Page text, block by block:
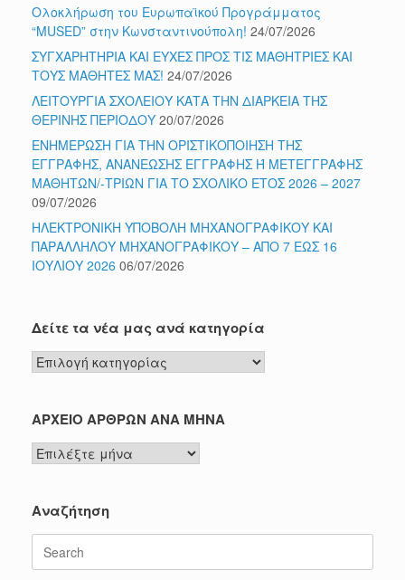
Ολοκλήρωση του Ευρωπαϊκού Προγράμματος
“MUSED” στην Κωνσταντινούπολη! 24/07/2026
ΣΥΓΧΑΡΗΤΗΡΙΑ ΚΑΙ ΕΥΧΕΣ ΠΡΟΣ ΤΙΣ ΜΑΘΗΤΡΙΕΣ ΚΑΙ
ΤΟΥΣ ΜΑΘΗΤΕΣ ΜΑΣ! 24/07/2026
ΛΕΙΤΟΥΡΓΙΑ ΣΧΟΛΕΙΟΥ ΚΑΤΑ ΤΗΝ ΔΙΑΡΚΕΙΑ ΤΗΣ
ΘΕΡΙΝΗΣ ΠΕΡΙΟΔΟΥ 20/07/2026
ΕΝΗΜΕΡΩΣΗ ΓΙΑ ΤΗΝ ΟΡΙΣΤΙΚΟΠΟΙΗΣΗ ΤΗΣ
ΕΓΓΡΑΦΗΣ, ΑΝΑΝΕΩΣΗΣ ΕΓΓΡΑΦΗΣ Ή ΜΕΤΕΓΓΡΑΦΗΣ
ΜΑΘΗΤΩΝ/-ΤΡΙΩΝ ΓΙΑ ΤΟ ΣΧΟΛΙΚΟ ΕΤΟΣ 2026 – 2027
09/07/2026
ΗΛΕΚΤΡΟΝΙΚΗ ΥΠΟΒΟΛΗ ΜΗΧΑΝΟΓΡΑΦΙΚΟΥ ΚΑΙ
ΠΑΡΑΛΛΗΛΟΥ ΜΗΧΑΝΟΓΡΑΦΙΚΟΥ – ΑΠΟ 7 ΕΩΣ 16
ΙΟΥΛΙΟΥ 2026 06/07/2026
Δείτε τα νέα μας ανά κατηγορία
Δείτε
τα
μας
κατηγορία
ΑΡΧΕΙΟ ΑΡΘΡΩΝ ΑΝΑ ΜΗΝΑ
ΑΡΧΕΙΟ
ΑΡΘΡΩΝ
ΜΗΝΑ
Αναζήτηση
for: